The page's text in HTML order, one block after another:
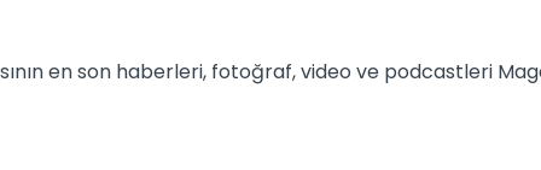
en son haberleri, fotoğraf, video ve podcastleri